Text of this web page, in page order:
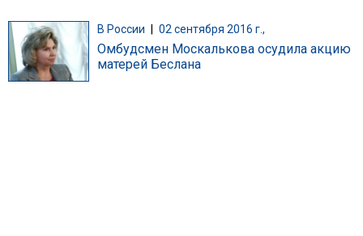
В России 02 сентября 2016 г.,
Омбудсмен Москалькова осудила акцию
матерей Беслана